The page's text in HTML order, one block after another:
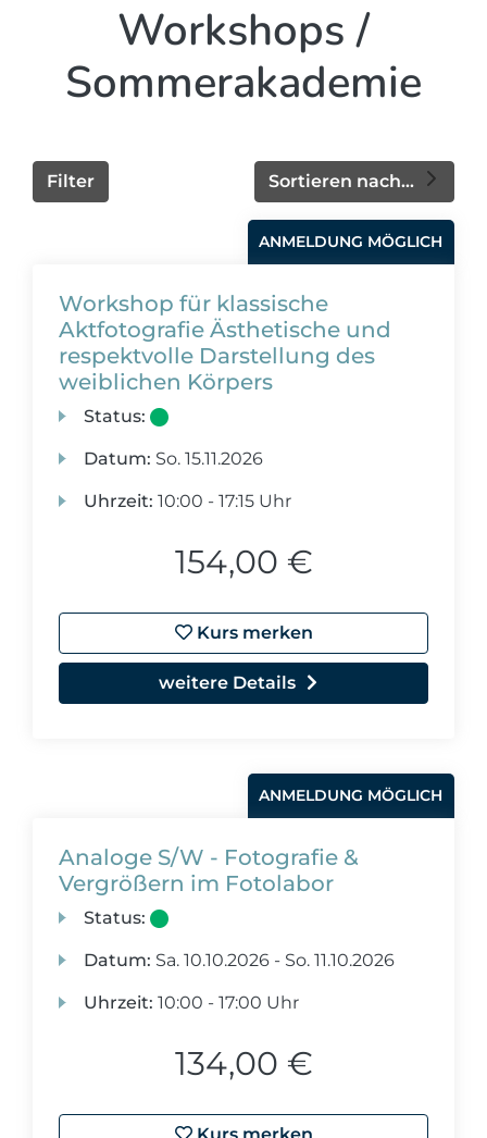
Workshops /
Sommerakademie
Sortieren nach...
Filter
ANMELDUNG MÖGLICH
Workshop für klassische
Aktfotografie Ästhetische und
respektvolle Darstellung des
weiblichen Körpers
Status:
Datum: So. 15.11.2026
Uhrzeit: 10:00 - 17:15 Uhr
154,00 €
Kurs merken
weitere Details
ANMELDUNG MÖGLICH
Analoge S/W - Fotografie &
Vergrößern im Fotolabor
Status:
Datum: Sa. 10.10.2026 - So. 11.10.2026
Uhrzeit: 10:00 - 17:00 Uhr
134,00 €